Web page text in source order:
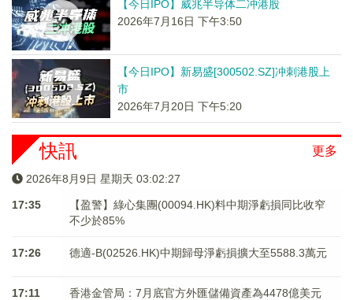
【今日IPO】威兆半导体二冲港股
2026年7月16日 下午3:50
【今日IPO】新易盛[300502.SZ]冲刺港股上
市
2026年7月20日 下午5:20
更多
快訊
2026年8月9日 星期天 03:02:27
17:35
【盈警】綠心集團(00094.HK)料中期淨虧損同比收窄
不少於85%
17:26 德適-B(02526.HK)中期歸母淨虧損擴大至5588.3萬元
17:11 香港金管局：7月底官方外匯儲備資產為4478億美元